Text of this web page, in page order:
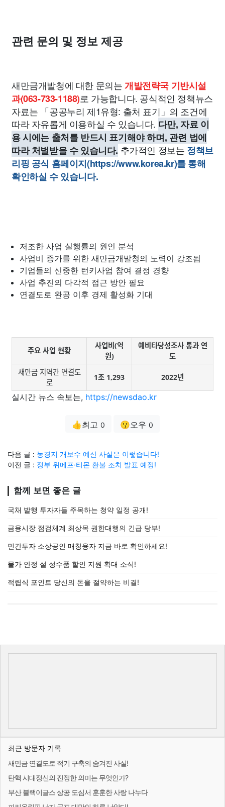
관련 문의 및 정보 제공
새만금개발청에 대한 문의는개발전략국 기반시설
과(063-733-1188)로 가능합니다. 공식적인 정책뉴스
자료는 「공공누리 제1유형: 출처 표기」의 조건에
따라 자유롭게 이용하실 수 있습니다. 다만, 자료 이
용 시에는 출처를 반드시 표기해야 하며, 관련 법에
따라 처벌받을 수 있습니다. 추가적인 정보는 정책브
리핑 공식 홈페이지(https://www.korea.kr)를 통해
확인하실 수 있습니다.
저조한 사업 실행률의 원인 분석
사업비 증가를 위한 새만금개발청의 노력이 강조됨
기업들의 신중한 턴키사업 참여 결정 경향
사업 추진의 다각적 접근 방안 필요
연결도로 완공 이후 경제 활성화 기대
주요 사업 현황
사업비(억
원)
예비타당성조사 통과 연
도
새만금 지역간 연결도
로
1조 1,293 2022년
실시간 뉴스 속보는, https://newsdao.kr
👍최고 0 😗오우 0
다음 글 : 농경지 개보수 예산 사실은 이렇습니다!
이전 글 : 정부 위메프·티몬 환불 조치 발표 예정!
함께 보면 좋은 글
국채 발행 투자자들 주목하는 청약 일정 공개!
금융시장 점검체계 최상목 권한대행의 긴급 당부!
민간투자 소상공인 매칭융자 지금 바로 확인하세요!
물가 안정 설 성수품 할인 지원 확대 소식!
적립식 포인트 당신의 돈을 절약하는 비결!
최근 방문자 기록
새만금 연결도로 적기 구축의 숨겨진 사실!
탄핵 시대정신의 진정한 의미는 무엇인가?
부산 블랙이글스 상공 도심서 훈훈한 사랑 나누다